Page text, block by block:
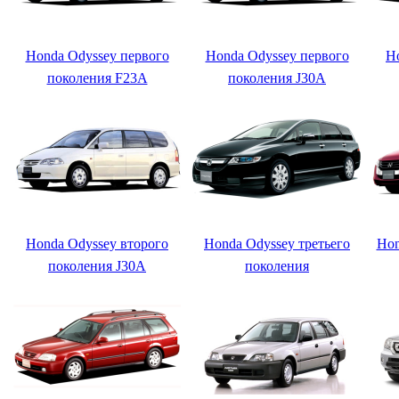
Honda Odyssey первого
поколения F23A
Honda Odyssey первого
поколения J30A
Honda Odyssey второго
поколения J30A
Honda Odyssey третьего
поколения